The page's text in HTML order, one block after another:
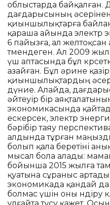
облыстарда байқалған.
дағдарысының
қиыншылықтарға
қараша айында электр
6 пайызға, ал
төмендеген. Ал 2009
үш аптасында бұл
азайған. Бұл әрине
қиыншылықтардың
дүние. Алайда,
әйтеуір бір
экономикасында
ескерсек, электр
бәрібір таяу
алдында тұрған
болып қала беретіні
мысал бола алады:
бойынша 2015 жылға
қуатына сұраныс
экономикада қандай да
болмас үшін оны өндіру
ұлғайта түсу қажет.